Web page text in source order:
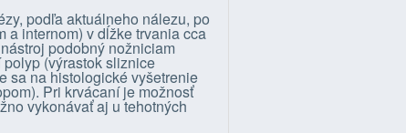
podľa aktuálneho nálezu, po
a internom) v dĺžke trvania cca
podobný nožniciam
(výrastok sliznice
sa na histologické vyšetrenie
Pri krvácaní je možnosť
vykonávať aj u tehotných